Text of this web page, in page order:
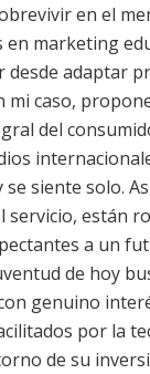
en el
en marketing
adaptar
mi caso,
del
se siente solo.
servicio, están
a un
de hoy
genuino
por la
de su